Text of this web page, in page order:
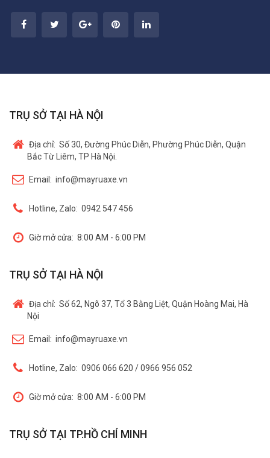
TRỤ SỞ TẠI HÀ NỘI
Địa chỉ: Số 30, Đường Phúc Diễn, Phường Phúc Diễn, Quận
Bắc Từ Liêm, TP Hà Nội.
Email: info@mayruaxe.vn
Hotline, Zalo: 0942 547 456
Giờ mở cửa: 8:00 AM - 6:00 PM
TRỤ SỞ TẠI HÀ NỘI
Địa chỉ: Số 62, Ngõ 37, Tổ 3 Bằng Liệt, Quận Hoàng Mai, Hà
Nội
Email: info@mayruaxe.vn
Hotline, Zalo: 0906 066 620 / 0966 956 052
Giờ mở cửa: 8:00 AM - 6:00 PM
TRỤ SỞ TẠI TP.HỒ CHÍ MINH